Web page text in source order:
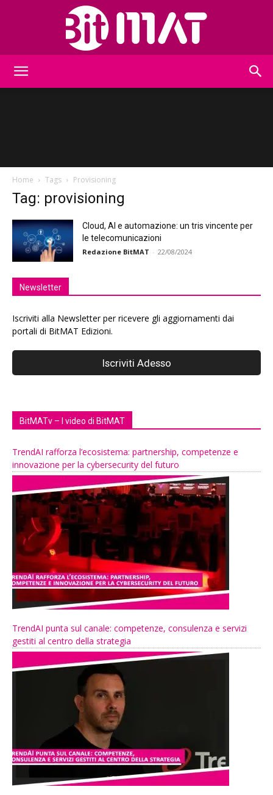
Home Tags Provisioning
Tag: provisioning
Cloud, AI e automazione: un tris vincente per
le telecomunicazioni
Redazione BitMAT - 22/08/2024
Newsletter
Iscriviti alla Newsletter per ricevere gli aggiornamenti dai
portali di BitMAT Edizioni.
BitMATv – I video di BitMAT
TrendAI rafforza l’ecosistema: partnership, competenze e
innovazione per la cybersecurity del futuro
TrendAI punta sul canale: competenze, consulenza e servizi
gestiti al centro della strategia